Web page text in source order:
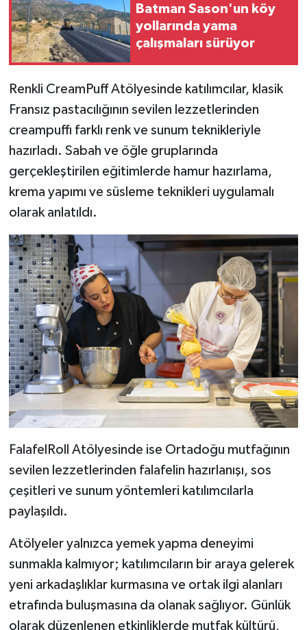
Batman Sason'un köy
yollarında yama
çalışmaları sürüyor
Renkli CreamPuff Atölyesinde katılımcılar, klasik
Fransız pastacılığının sevilen lezzetlerinden
creampuffı farklı renk ve sunum teknikleriyle
hazırladı. Sabah ve öğle gruplarında
gerçekleştirilen eğitimlerde hamur hazırlama,
krema yapımı ve süsleme teknikleri uygulamalı
olarak anlatıldı.
FalafelRoll Atölyesinde ise Ortadoğu mutfağının
sevilen lezzetlerinden falafelin hazırlanışı, sos
çeşitleri ve sunum yöntemleri katılımcılarla
paylaşıldı.
Atölyeler yalnızca yemek yapma deneyimi
sunmakla kalmıyor; katılımcıların bir araya gelerek
yeni arkadaşlıklar kurmasına ve ortak ilgi alanları
etrafında buluşmasına da olanak sağlıyor. Günlük
olarak düzenlenen etkinliklerde mutfak kültürü,